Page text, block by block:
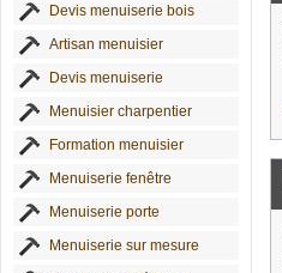
Devis menuiserie bois
Artisan menuisier
Devis menuiserie
Menuisier charpentier
Formation menuisier
Menuiserie fenêtre
Menuiserie porte
Menuiserie sur mesure